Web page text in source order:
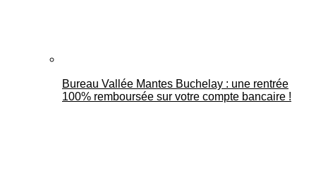
Bureau Vallée Mantes Buchelay : une rentrée
100% remboursée sur votre compte bancaire !